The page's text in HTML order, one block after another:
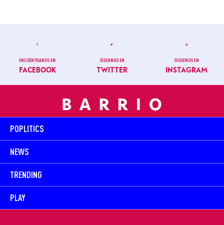
ENCUÉNTRANOS EN
FACEBOOK
SÍGUENOS EN
TWITTER
SÍGUENOS EN
INSTAGRAM
POPLITICS
NEWS
TRENDING
PLAY